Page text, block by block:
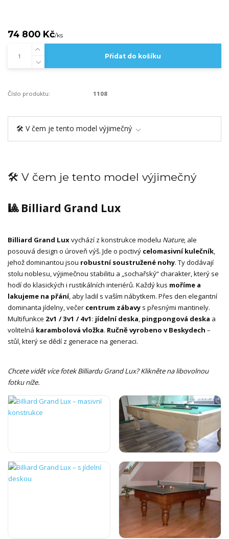
74 800 Kč/ks
Přidat do košíku
Číslo produktu: 1108
🛠️ V čem je tento model výjimečný
🛠️ V čem je tento model výjimečný
🎱 Billiard Grand Lux
Billiard Grand Luxvychází z konstrukce modelu Nature, ale
posouvá design o úroveň výš. Jde o poctivý celomasivní kulečník,
jehož dominantou jsou robustní soustružené nohy. Ty dodávají
stolu noblesu, výjimečnou stabilitu a „sochařský“ charakter, který se
hodí do klasických i rustikálních interiérů. Každý kus moříme a
lakujeme na přání, aby ladil s vaším nábytkem. Přes den elegantní
dominanta jídelny, večer centrum zábavy s přesnými mantinely.
Multifunkce 2v1 / 3v1 / 4v1 : jídelní deska, pingpongová deska a
volitelná karambolová vložka. Ručně vyrobeno v Beskydech –
stůl, který se dědí z generace na generaci.
Chcete vidět více fotek Billiardu Grand Lux? Klikněte na libovolnou
fotku níže.